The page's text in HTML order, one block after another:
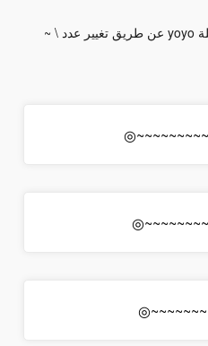
يمكنك اختيار إطالة أو تقصير سلسلة yoyo عن طريق تغيير عدد \ ~
（*＾＾）/
(^▽^)/